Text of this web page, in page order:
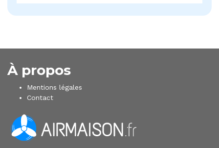
À propos
Mentions légales
Contact